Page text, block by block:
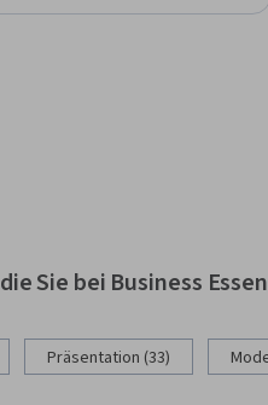
Sie bei Business
Präsentation (33)